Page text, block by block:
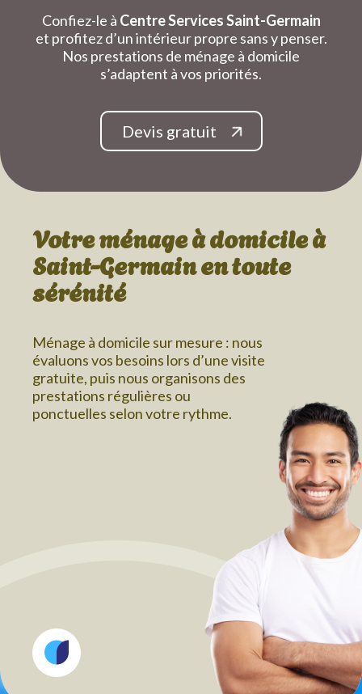
Confiez-le à Centre Services Saint-Germain
et profitez d’un intérieur propre sans y penser.
Nos prestations de ménage à domicile
s’adaptent à vos priorités.
Devis gratuit
Votre ménage à domicileà
Saint-Germainen toute
sérénité
Ménage à domicile sur mesure : nous
évaluons vos besoins lors d’une visite
gratuite, puis nous organisons des
prestations régulières ou
ponctuelles selon votre rythme.